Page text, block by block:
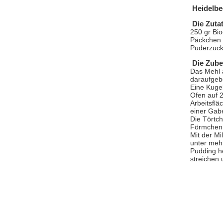
Die
250 gr
Die
Das Mehl
Eine
Ofen auf
einer
Die
Mit der
unter
Pudding
streichen